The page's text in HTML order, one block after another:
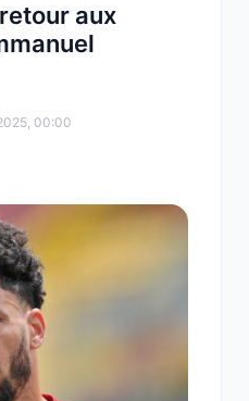
aux
00:00